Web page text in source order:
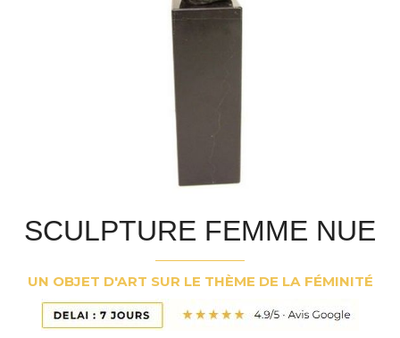
SCULPTURE FEMME NUE
UN OBJET D'ART SUR LE THÈME DE LA FÉMINITÉ